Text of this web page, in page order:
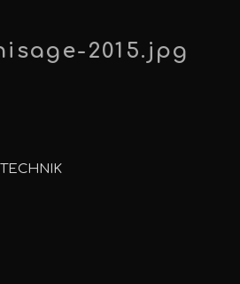
2015.jpg